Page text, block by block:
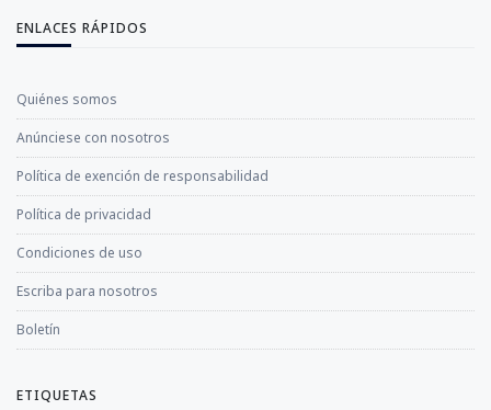
ENLACES RÁPIDOS
Quiénes somos
Anúnciese con nosotros
Política de exención de responsabilidad
Política de privacidad
Condiciones de uso
Escriba para nosotros
Boletín
ETIQUETAS